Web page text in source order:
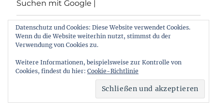
Suchen mit Google |
Themen
Archiv von: Berlin:Verkehr
Stolz präsentiert von
Datenschutz und Cookies: Diese Website verwendet Cookies.
Wenn du die Website weiterhin nutzt, stimmst du der
Verwendung von Cookies zu.
Weitere Informationen, beispielsweise zur Kontrolle von
Cookies, findest du hier: Cookie-Richtlinie